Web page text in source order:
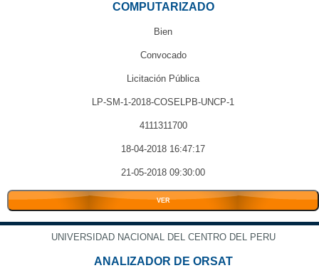
COMPUTARIZADO
Bien
Convocado
Licitación Pública
LP-SM-1-2018-COSELPB-UNCP-1
4111311700
18-04-2018 16:47:17
21-05-2018 09:30:00
VER
UNIVERSIDAD NACIONAL DEL CENTRO DEL PERU
ANALIZADOR DE ORSAT